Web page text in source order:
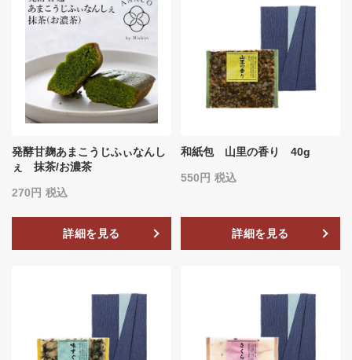
発酵甘麹あまこうじふぃなんし
ぇ 抹茶/お濃茶
270 税込
詳細を見る
和紙包 山里の香り 40g
550 税込
詳細を見る